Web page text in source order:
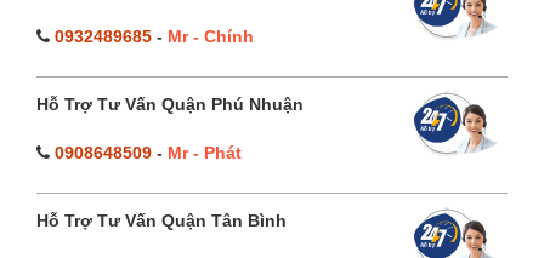
0932489685 - Mr - Chính
Hỗ Trợ Tư Vấn Quận Phú Nhuận
0908648509 - Mr - Phát
Hỗ Trợ Tư Vấn Quận Tân Bình